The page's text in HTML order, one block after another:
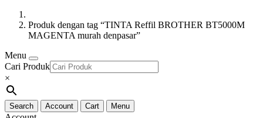
Produk dengan tag “TINTA Reffil BROTHER BT5000M
MAGENTA murah denpasar”
Menu
Cari Produk
×
Search Account Cart Menu